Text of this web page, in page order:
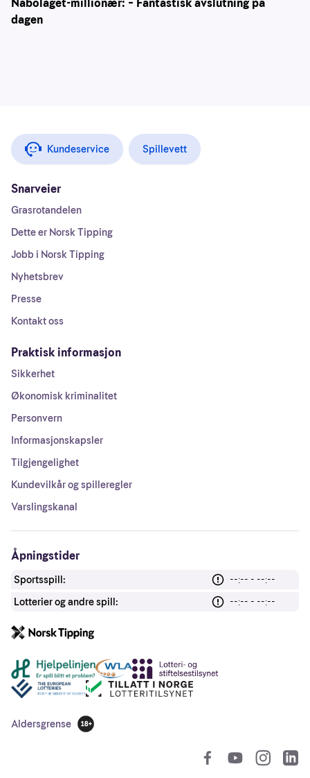
Nabolaget-millionær: – Fantastisk avslutning på
dagen
Kundeservice Spillevett
Snarveier
Grasrotandelen
Dette er Norsk Tipping
Jobb i Norsk Tipping
Nyhetsbrev
Presse
Kontakt oss
Praktisk informasjon
Sikkerhet
Økonomisk kriminalitet
Personvern
Informasjonskapsler
Tilgjengelighet
Kundevilkår og spilleregler
Varslingskanal
Åpningstider
Sportsspill:
--:-- - --:--
Lotterier og andre spill:
--:-- - --:--
Andre lenker
Aldersgrense
18 år